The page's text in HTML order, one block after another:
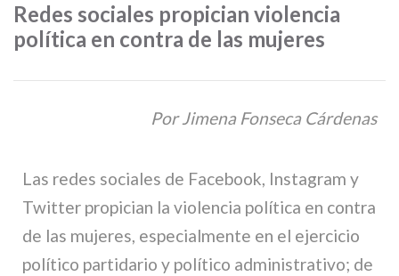
Redes sociales propician violencia
política en contra de las mujeres
Por Jimena Fonseca Cárdenas
Las redes sociales de Facebook, Instagram y
Twitter propician la violencia política en contra
de las mujeres, especialmente en el ejercicio
político partidario y político administrativo; de